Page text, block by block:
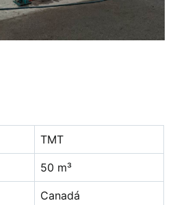
TMT
50 m³
Canadá